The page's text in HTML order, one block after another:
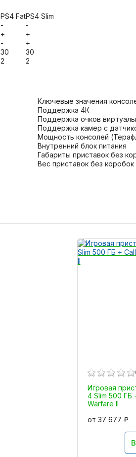
PS4 FatPS4 Slim
-
-
+
+
-
+
30
30
2 2
Ключевые значения
Поддержка 4К
Поддержка очков
Поддержка камер с
Мощность консолей
Внутренний блок питания
Габариты приставок без
Вес приставок без коробок
Игровая
4 Slim 500 ГБ
Warfare II
от 37 677 ₽